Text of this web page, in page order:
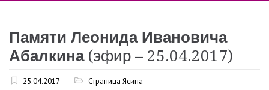
Памяти Леонида Ивановича
Абалкина(эфир – 25.04.2017)
25.04.2017 Страница Ясина